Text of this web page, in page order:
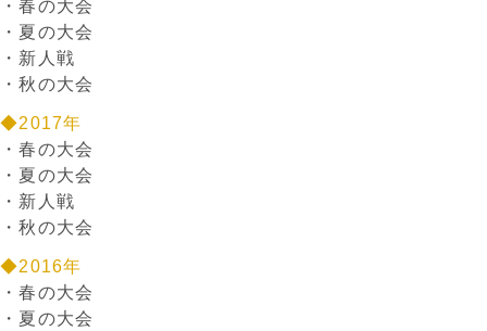
・春の大会
・ 夏の大会
・ 新人戦
・秋の大会
◆2017年
・春の大会
・ 夏の大会
・ 新人戦
・秋の大会
◆2016年
・春の大会
・ 夏の大会